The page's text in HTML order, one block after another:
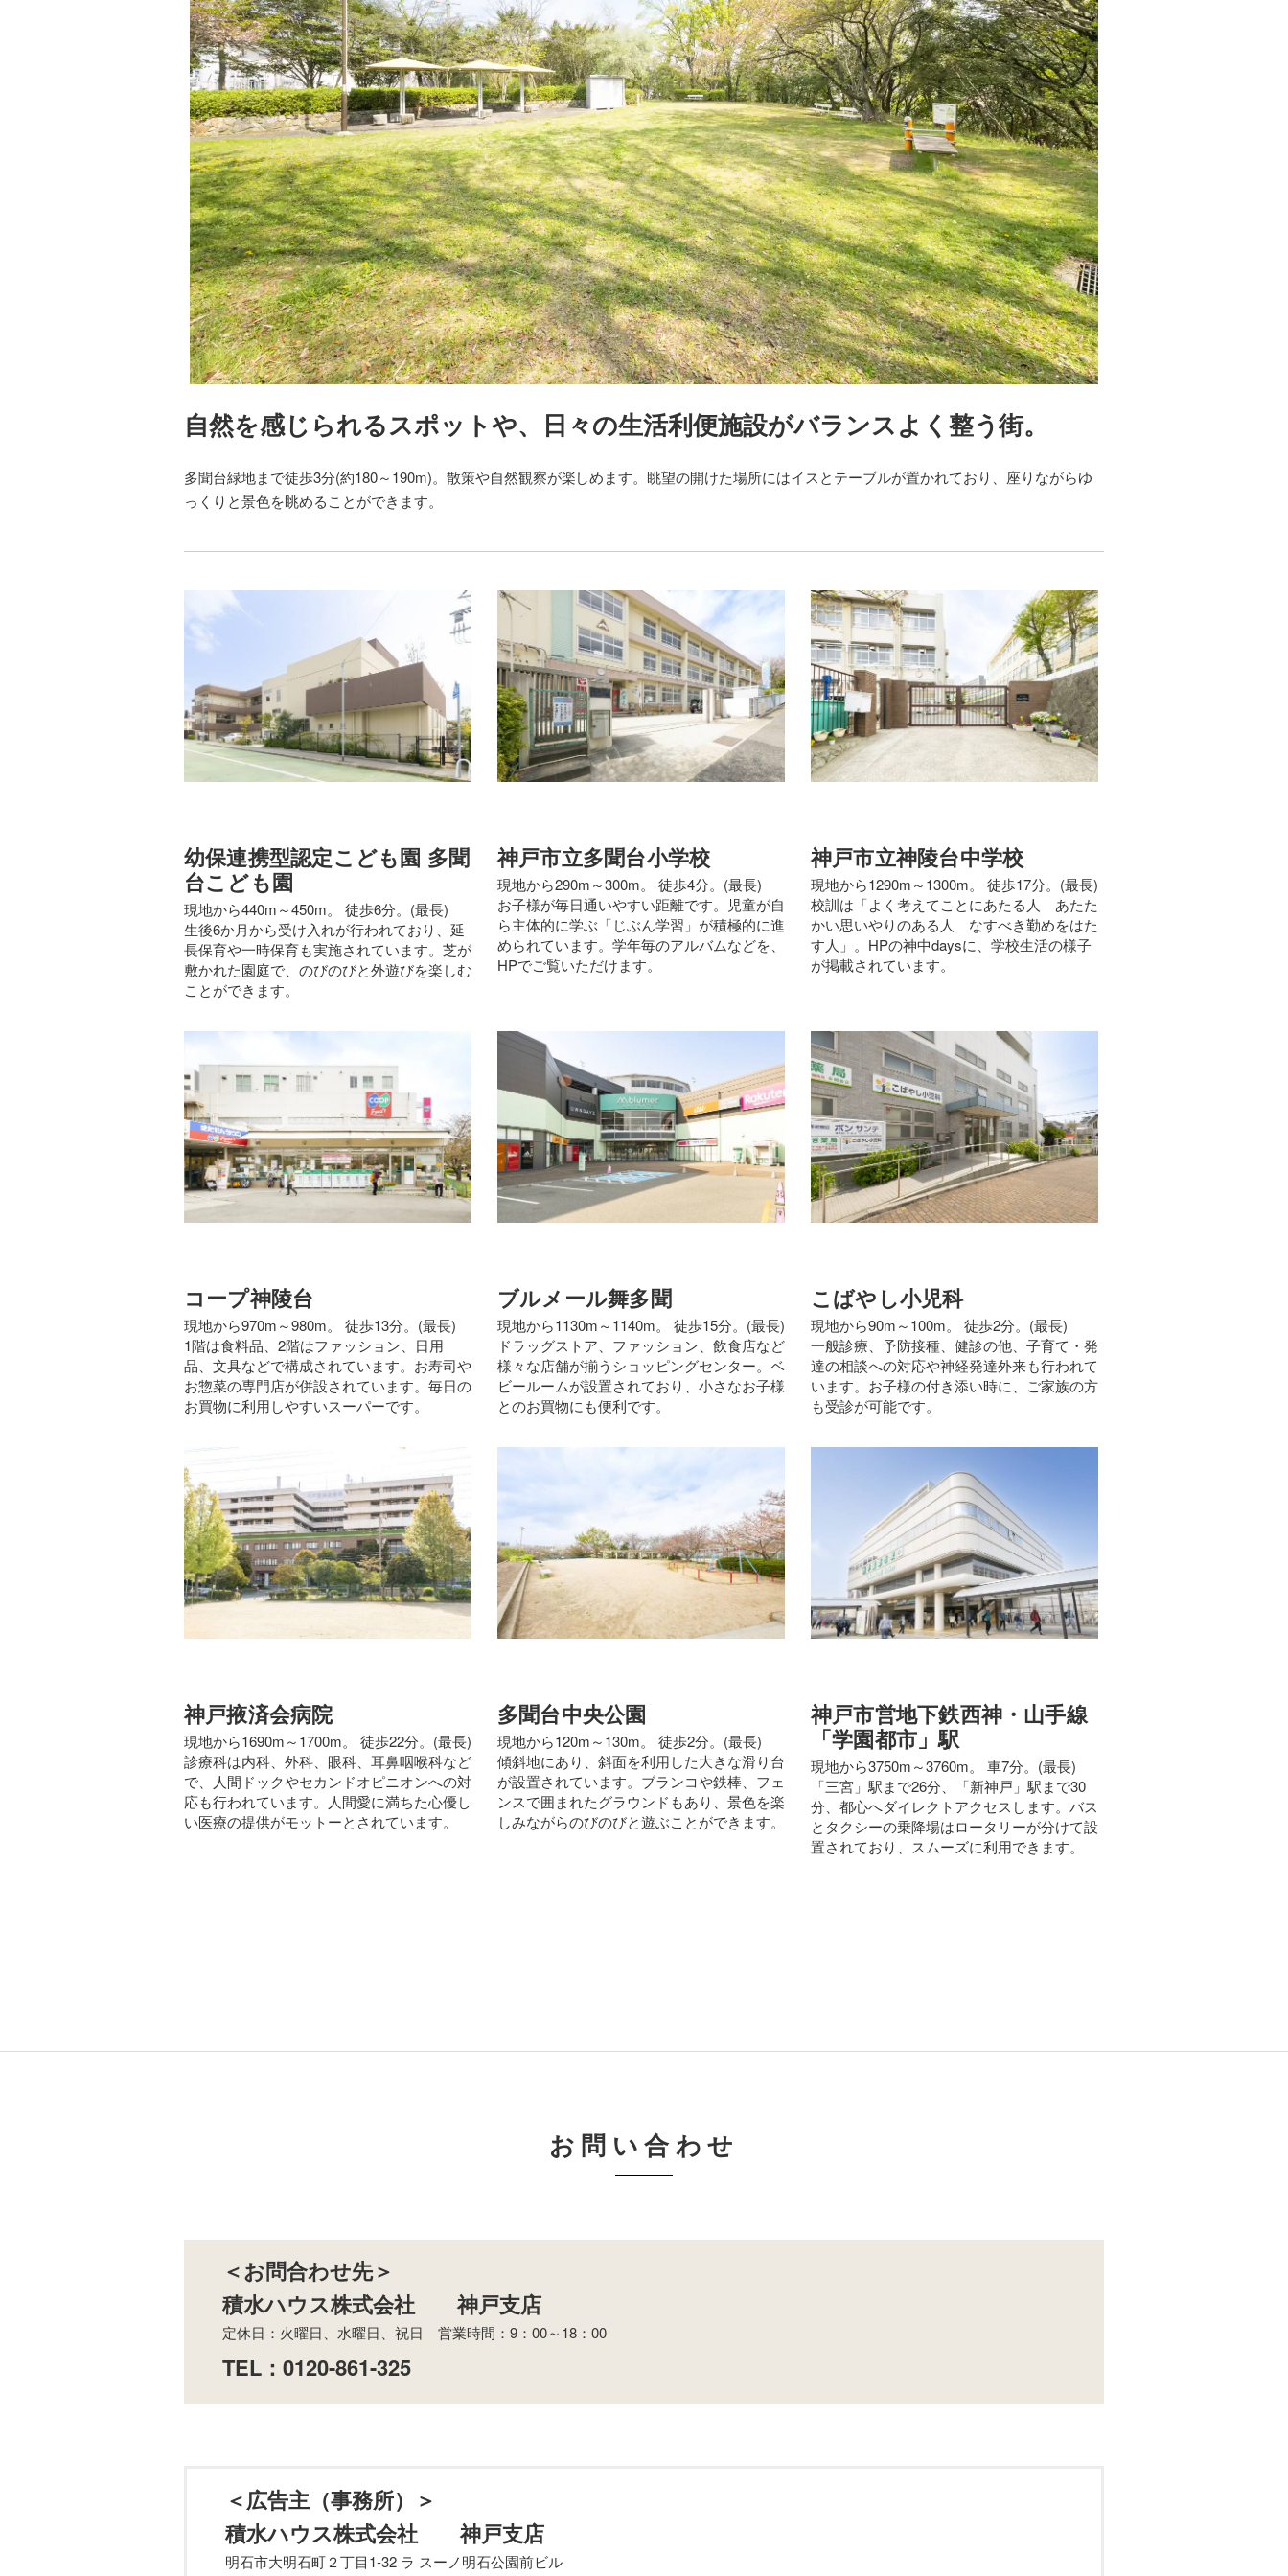
自然を感じられるスポットや、日々の生活利便施設がバランスよく整う街。
多聞台緑地まで徒歩3分(約180～190m)。散策や自然観察が楽しめます。眺望の開けた場所にはイスとテーブルが置かれており、座りながらゆ
っくりと景色を眺めることができます。
幼保連携型認定こども園 多聞
台こども園
現地から440m～450m。 徒歩6分。(最長)
生後6か月から受け入れが行われており、延
長保育や一時保育も実施されています。芝が
敷かれた園庭で、のびのびと外遊びを楽しむ
ことができます。
神戸市立多聞台小学校
現地から290m～300m。 徒歩4分。(最長)
お子様が毎日通いやすい距離です。児童が自
ら主体的に学ぶ「じぶん学習」が積極的に進
められています。学年毎のアルバムなどを、
HPでご覧いただけます。
神戸市立神陵台中学校
現地から1290m～1300m。 徒歩17分。(最長)
校訓は「よく考えてことにあたる人 あたた
かい思いやりのある人 なすべき勤めをはた
す人」。HPの神中daysに、学校生活の様子
が掲載されています。
コープ神陵台
現地から970m～980m。 徒歩13分。(最長)
1階は食料品、2階はファッション、日用
品、文具などで構成されています。お寿司や
お惣菜の専門店が併設されています。毎日の
お買物に利用しやすいスーパーです。
ブルメール舞多聞
現地から1130m～1140m。 徒歩15分。(最長)
ドラッグストア、ファッション、飲食店など
様々な店舗が揃うショッピングセンター。ベ
ビールームが設置されており、小さなお子様
とのお買物にも便利です。
こばやし小児科
現地から90m～100m。 徒歩2分。(最長)
一般診療、予防接種、健診の他、子育て・発
達の相談への対応や神経発達外来も行われて
います。お子様の付き添い時に、ご家族の方
も受診が可能です。
神戸掖済会病院
現地から1690m～1700m。 徒歩22分。(最長)
診療科は内科、外科、眼科、耳鼻咽喉科など
で、人間ドックやセカンドオピニオンへの対
応も行われています。人間愛に満ちた心優し
い医療の提供がモットーとされています。
多聞台中央公園
現地から120m～130m。 徒歩2分。(最長)
傾斜地にあり、斜面を利用した大きな滑り台
が設置されています。ブランコや鉄棒、フェ
ンスで囲まれたグラウンドもあり、景色を楽
しみながらのびのびと遊ぶことができます。
神戸市営地下鉄西神・山手線
「学園都市」駅
現地から3750m～3760m。 車7分。(最長)
「三宮」駅まで26分、「新神戸」駅まで30
分、都心へダイレクトアクセスします。バス
とタクシーの乗降場はロータリーが分けて設
置されており、スムーズに利用できます。
お問い合わせ
＜お問合わせ先＞
積水ハウス株式会社 神戸支店
定休日：火曜日、水曜日、祝日 営業時間：9：00～18：00
TEL： 0120-861-325
＜広告主（事務所）＞
積水ハウス株式会社 神戸支店
明石市大明石町２丁目1-32 ラ スーノ明石公園前ビル